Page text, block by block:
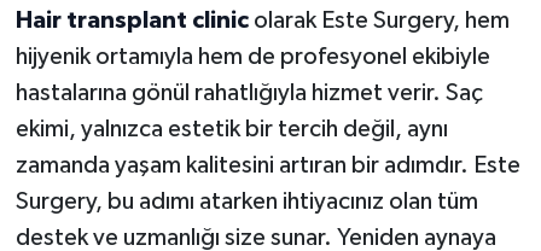
Hair transplant clinicolarak Este Surgery, hem
hijyenik ortamıyla hem de profesyonel ekibiyle
hastalarına gönül rahatlığıyla hizmet verir. Saç
ekimi, yalnızca estetik bir tercih değil, aynı
zamanda yaşam kalitesini artıran bir adımdır. Este
Surgery, bu adımı atarken ihtiyacınız olan tüm
destek ve uzmanlığı size sunar. Yeniden aynaya